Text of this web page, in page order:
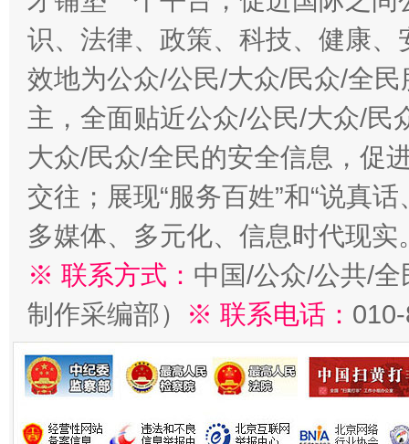
识、法律、政策、科技、健康
效地为公众/公民/大众/民众/全
主，全面贴近公众/公民/大众/民
大众/民众/全民的安全信息，促
交往；展现“服务百姓”和“说真
多媒体、多元化、信息时代现实
※ 联系方式： 中国/公众/公共/
制作采编部）
※ 联系电话：